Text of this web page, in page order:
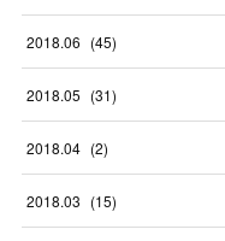
2018.06 (45)
2018.05 (31)
2018.04 (2)
2018.03 (15)